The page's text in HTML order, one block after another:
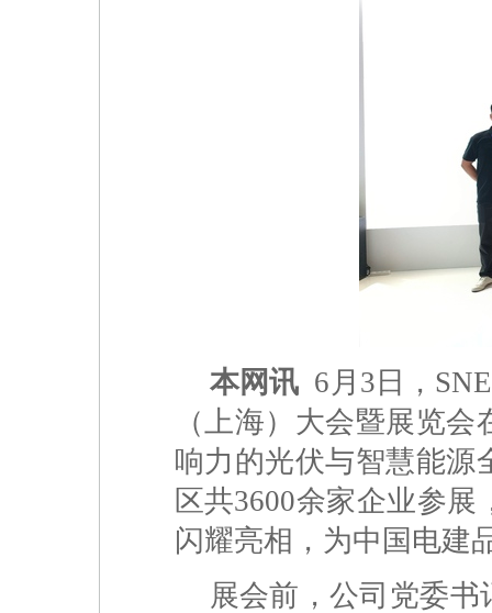
本网讯 6月3日，
（上海）大会暨展览
响力的光伏与智慧能源
区共3600余家企业参
闪耀亮相，为中国电建
展会前，公司党委